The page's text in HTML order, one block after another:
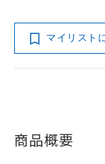
マイリスト
商品概要